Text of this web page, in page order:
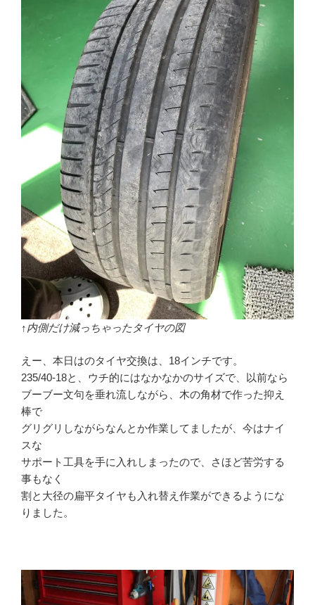
↑内側だけ減っちゃったタイヤの図
えー、本日はのタイヤ交換は、18インチです。
235/40-18と、ウチ的にはなかなかのサイズで、以前なら
ブーブー文句を垂れ流しながら、木の角材で作った抑え
棒で
グリグリしながらなんとか作業してましたが、今はナイ
スな
サポート工具を手に入れしまったので、さほど苦労する
事もなく
割と大径の扁平タイヤも入れ替え作業ができるようにな
りました。